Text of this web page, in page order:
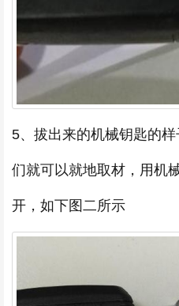
5、拔出来的机械钥匙的
们就可以就地取材，用机
开，如下图二所示